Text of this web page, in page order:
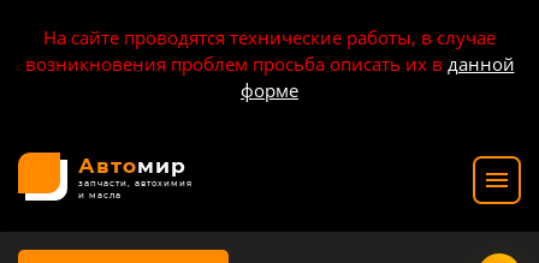
На сайте проводятся технические работы, в случае
возникновения проблем просьба описать их в данной
форме
Автомир
запчасти, автохимия
и масла